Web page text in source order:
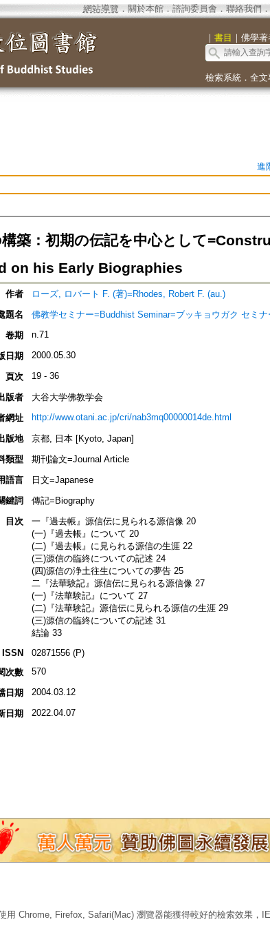
網站導覽 ． 關於本館． 諮詢委員會． 聯絡我們 ．
｜ 書目 ｜ 佛學著
檢索系統． 全文
進
構築：初期の伝記を中心として
on his Early Biographies
作者
ローズ, ロバート F. (著)=Rhodes, Robert F. (au.)
題名
佛教学セミナー=Buddhist Seminar=ブッキョウガク セミナ
卷期
n.71
日期 2000.05.30
頁次 19 - 36
版者
大谷大学佛教学会
網址
http://www.otani.ac.jp/cri/nab3mq00000014de.html
版地
京都, 日本 [Kyoto, Japan]
類型
期刊論文=Journal Article
語言
日文=Japanese
鍵詞
傳記=Biography
目次
一『過去帳』源信伝に見られる源信像 20
(一)『過去帳』について 20
(二)『過去帳』に見られる源信の生涯 22
(三)源信の臨終についての記述 24
(四)源信の浄土往生についての夢告 25
二『法華験記』源信伝に見られる源信像 27
(一)『法華験記』について 27
(二)『法華験記』源信伝に見られる源信の生涯 29
(三)源信の臨終についての記述 31
結論 33
ISSN
02871556 (P)
次數
570
日期 2004.03.12
日期 2022.04.07
用 Chrome, Firefox, Safari(Mac) 瀏覽器能獲得較好的檢索效果，IE